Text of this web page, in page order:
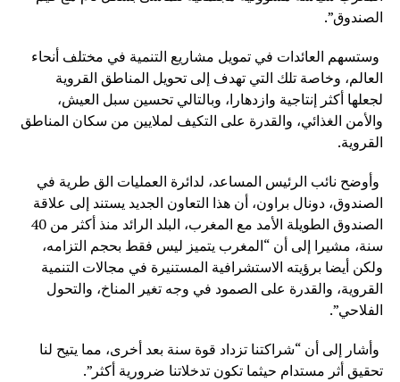
الصندوق”.
وستسهم العائدات في تمويل مشاريع التنمية في مختلف أنحاء
العالم، وخاصة تلك التي تهدف إلى تحويل المناطق القروية
لجعلها أكثر إنتاجية وازدهارا، وبالتالي تحسين سبل العيش،
والأمن الغذائي، والقدرة على التكيف لملايين من سكان المناطق
القروية.
وأوضح نائب الرئيس المساعد، لدائرة العمليات الق طرية في
الصندوق، دونال براون، أن هذا التعاون الجديد يستند إلى علاقة
الصندوق الطويلة الأمد مع المغرب، البلد الرائد منذ أكثر من 40
سنة، مشيرا إلى أن “المغرب يتميز ليس فقط بحجم التزامه،
ولكن أيضا برؤيته الاستشرافية المستنيرة في مجالات التنمية
القروية، والقدرة على الصمود في وجه تغير المناخ، والتحول
الفلاحي”.
وأشار إلى أن “شراكتنا تزداد قوة سنة بعد أخرى، مما يتيح لنا
تحقيق أثر مستدام حيثما تكون تدخلاتنا ضرورية أكثر”.